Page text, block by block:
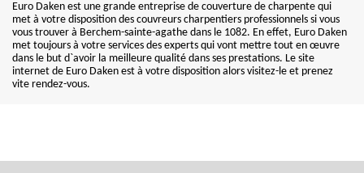
Euro Daken est une grande entreprise de couverture de charpente qui
met à votre disposition des couvreurs charpentiers professionnels si vous
vous trouver à Berchem-sainte-agathe dans le 1082. En effet, Euro Daken
met toujours à votre services des experts qui vont mettre tout en œuvre
dans le but d`avoir la meilleure qualité dans ses prestations. Le site
internet de Euro Daken est à votre disposition alors visitez-le et prenez
vite rendez-vous.